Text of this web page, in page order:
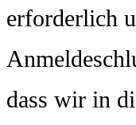
erforderlich
dass wir in